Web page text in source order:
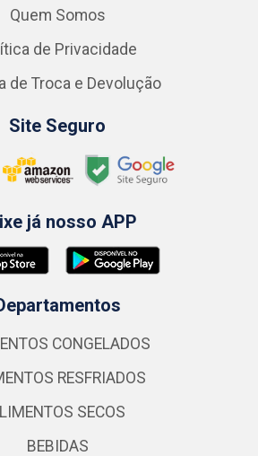
Quem Somos
de Privacidade
de Troca e Devolução
Site Seguro
já nosso APP
CONGELADOS
RESFRIADOS
SECOS
BEBIDAS